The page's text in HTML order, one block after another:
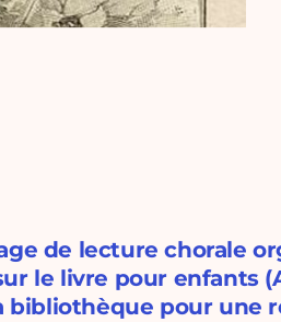
de lecture chorale
le livre pour enfants
bibliothèque pour une